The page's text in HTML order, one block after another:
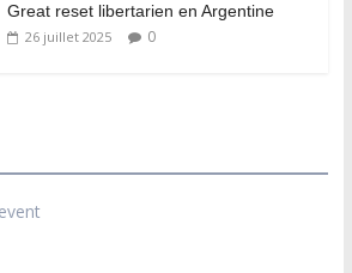
Great reset libertarien en Argentine
26 juillet 2025 0